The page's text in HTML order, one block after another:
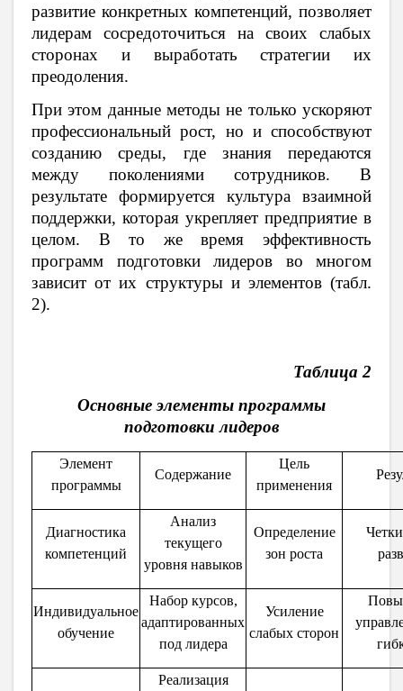
развитие конкретных компетенций, позволяет
лидерам сосредоточиться на своих слабых
сторонах и выработать стратегии их
преодоления.
При этом данные методы не только ускоряют
профессиональный рост, но и способствуют
созданию среды, где знания передаются
между поколениями сотрудников. В
результате формируется культура взаимной
поддержки, которая укрепляет предприятие в
целом. В то же время эффективность
программ подготовки лидеров во многом
зависит от их структуры и элементов (табл.
2).
Таблица 2
Основные элементы программы
подготовки лидеров
Элемент
программы
Содержание
Цель
применения
Диагностика
компетенций
Анализ
текущего
уровня навыков
Определение
зон роста
Индивидуальное
обучение
Набор курсов,
адаптированных
под лидера
Усиление
слабых сторон
Реализация